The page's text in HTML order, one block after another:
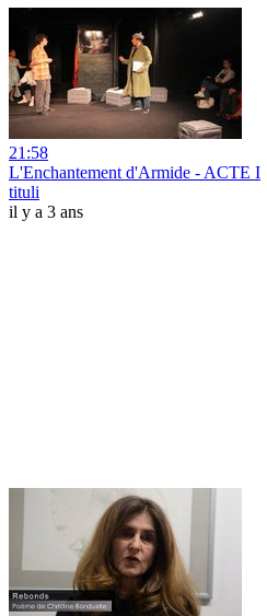
21:58
L'Enchantement d'Armide - ACTE I
tituli
il y a 3 ans